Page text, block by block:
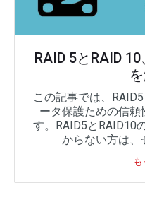
RAID 5とRAID
この記事では、
ータ保護ための信頼
す。RAID5とRAID10
からない方は、